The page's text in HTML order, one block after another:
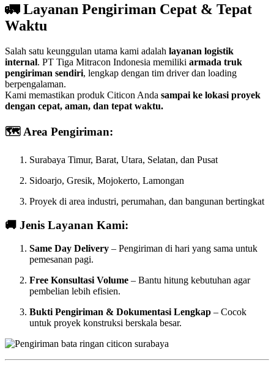
🚛Layanan Pengiriman Cepat & Tepat
Waktu
Salah satu keunggulan utama kami adalah layanan logistik
internal. PT Tiga Mitracon Indonesia memiliki armada truk
pengiriman sendiri, lengkap dengan tim driver dan loading
berpengalaman.
Kami memastikan produk Citicon Anda sampai ke lokasi proyek
dengan cepat, aman, dan tepat waktu.
🗺️ Area Pengiriman:
Surabaya Timur, Barat, Utara, Selatan, dan Pusat
Sidoarjo, Gresik, Mojokerto, Lamongan
Proyek di area industri, perumahan, dan bangunan bertingkat
🚚 Jenis Layanan Kami:
Same Day Delivery – Pengiriman di hari yang sama untuk
pemesanan pagi.
Free Konsultasi Volume – Bantu hitung kebutuhan agar
pembelian lebih efisien.
Bukti Pengiriman & Dokumentasi Lengkap – Cocok
untuk proyek konstruksi berskala besar.